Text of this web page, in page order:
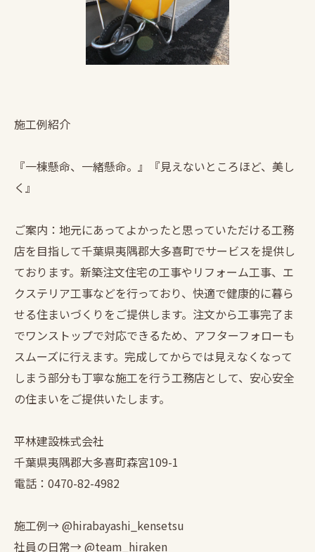
施工例紹介
『一棟懸命、一緒懸命。』『見えないところほど、美し
く』
ご案内：地元にあってよかったと思っていただける工務
店を目指して千葉県夷隅郡大多喜町でサービスを提供し
ております。新築注文住宅の工事やリフォーム工事、エ
クステリア工事などを行っており、快適で健康的に暮ら
せる住まいづくりをご提供します。注文から工事完了ま
でワンストップで対応できるため、アフターフォローも
スムーズに行えます。完成してからでは見えなくなって
しまう部分も丁寧な施工を行う工務店として、安心安全
の住まいをご提供いたします。
平林建設株式会社
千葉県夷隅郡大多喜町森宮109-1
電話：0470-82-4982
施工例→ @hirabayashi_kensetsu
社員の日常→ @team_hiraken